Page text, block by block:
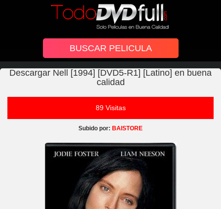
Descargar Nell [1994] [DVD5-R1] [Latino] en buena
calidad
89 Visitas
Subido por: BAISTORE